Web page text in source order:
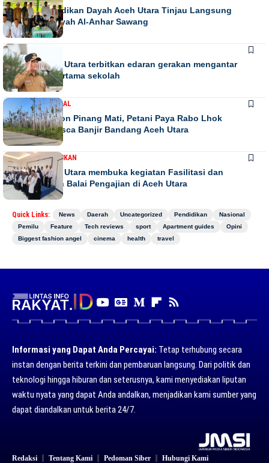
Kadis Pendidikan Dayah Aceh Utara Tinjau Langsung
Relokasi Dayah Al-Anhar Sawang
DAERAH
Bupati Aceh Utara terbitkan edaran gerakan mengantar
anak hari pertama sekolah
DAERAHNASIONAL
Ribuan Pohon Pinang Mati, Petani Paya Rabo Lhok
Terpuruk Pasca Banjir Bandang Aceh Utara
DAERAHPENDIDIKAN
Bupati Aceh Utara membuka kegiatan Fasilitasi dan
pengawasan Balai Pengajian di Aceh Utara
Quick Links: News Daerah Uncategorized Pendidikan
Nasional
Pemilu
Feature Tech reviews sport Apartment guides
Opini
Biggest fashion angel
cinema health travel
Informasi yang Dapat Anda Percayai: Tetap terhubung secara
instan dengan berita terkini dan pembaruan langsung. Dari politik dan
teknologi hingga hiburan dan seterusnya, kami menyediakan liputan
waktu nyata yang dapat Anda andalkan, menjadikan kami sumber yang
dapat diandalkan untuk berita 24/7.
Redaksi Tentang Kami Pedoman Siber Hubungi Kami